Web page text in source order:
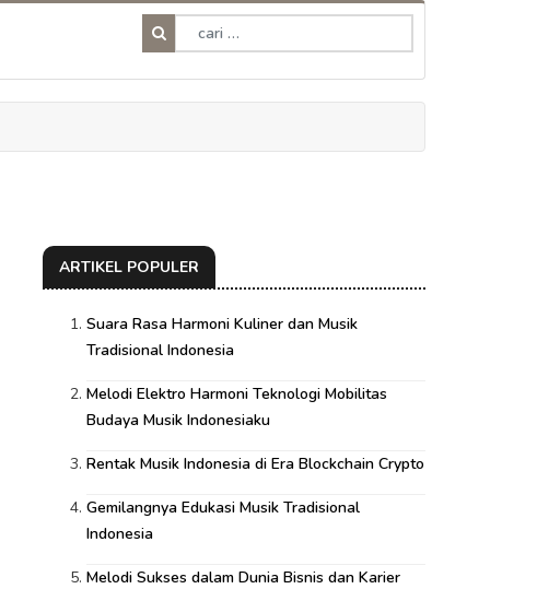
ARTIKEL POPULER
Suara Rasa Harmoni Kuliner dan Musik
Tradisional Indonesia
Melodi Elektro Harmoni Teknologi Mobilitas
Budaya Musik Indonesiaku
Rentak Musik Indonesia di Era Blockchain Crypto
Gemilangnya Edukasi Musik Tradisional
Indonesia
Melodi Sukses dalam Dunia Bisnis dan Karier